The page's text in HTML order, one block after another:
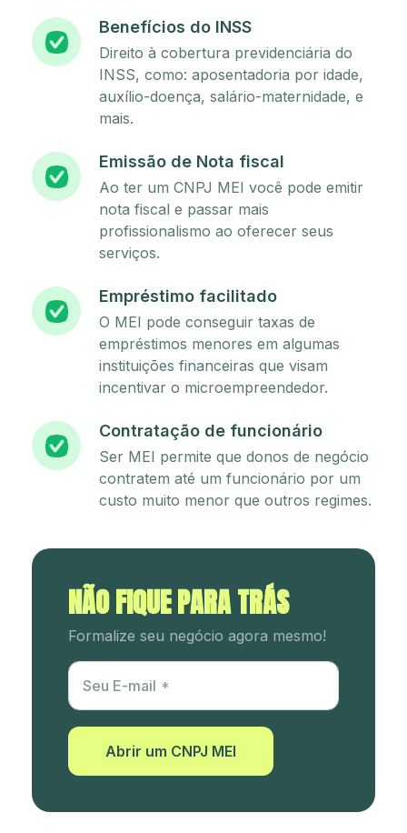
Benefícios do INSS
Direito à cobertura previdenciária do
INSS, como: aposentadoria por idade,
auxílio-doença, salário-maternidade, e
mais.
Emissão de Nota fiscal
Ao ter um CNPJ MEI você pode emitir
nota fiscal e passar mais
profissionalismo ao oferecer seus
serviços.
Empréstimo facilitado
O MEI pode conseguir taxas de
empréstimos menores em algumas
instituições financeiras que visam
incentivar o microempreendedor.
Contratação de funcionário
Ser MEI permite que donos de negócio
contratem até um funcionário por um
custo muito menor que outros regimes.
NÃO FIQUE PARA TRÁS
Formalize seu negócio agora mesmo!
Utm Content
Seu E-mail
Abrir um CNPJ MEI